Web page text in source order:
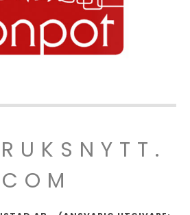
COM